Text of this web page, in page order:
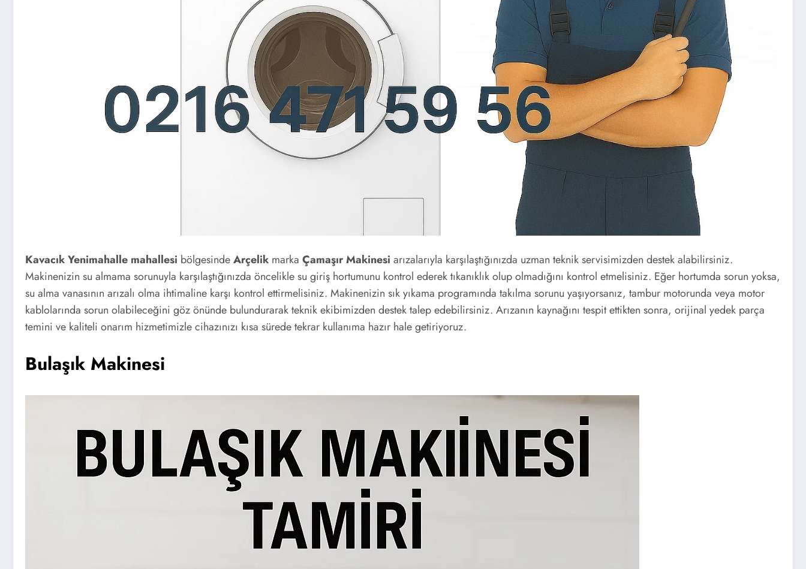
Kavacık Yenimahalle mahallesi bölgesindeArçelik marka Çamaşır Makinesi arızalarıyla karşılaştığınızda uzman teknik servisimizden destek alabilirsiniz.
Makinenizin su almama sorunuyla karşılaştığınızda öncelikle su giriş hortumunu kontrol ederek tıkanıklık olup olmadığını kontrol etmelisiniz. Eğer hortumda sorun yoksa,
su alma vanasının arızalı olma ihtimaline karşı kontrol ettirmelisiniz. Makinenizin sık yıkama programında takılma sorunu yaşıyorsanız, tambur motorunda veya motor
kablolarında sorun olabileceğini göz önünde bulundurarak teknik ekibimizden destek talep edebilirsiniz. Arızanın kaynağını tespit ettikten sonra, orijinal yedek parça
temini ve kaliteli onarım hizmetimizle cihazınızı kısa sürede tekrar kullanıma hazır hale getiriyoruz.
Bulaşık Makinesi